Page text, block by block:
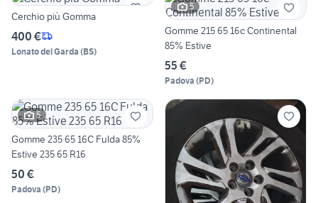
Cerchio più Gomma
400 €
Lonato del Garda (BS)
5
Gomme 215 65 16c Continental
85% Estive
55 €
Padova (PD)
5
Gomme 235 65 16C Fulda 85%
Estive 235 65 R16
50 €
Padova (PD)